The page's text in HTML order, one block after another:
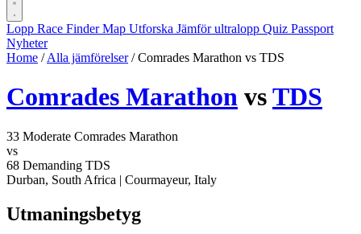
Lopp Race FinderMap Utforska Jämför ultralopp Quiz Passport
Nyheter
Home / Alla jämförelser / Comrades Marathon vs TDS
Comrades Marathon vsTDS
33 Moderate Comrades Marathon
vs
68 Demanding TDS
Durban, South Africa | Courmayeur, Italy
Utmaningsbetyg